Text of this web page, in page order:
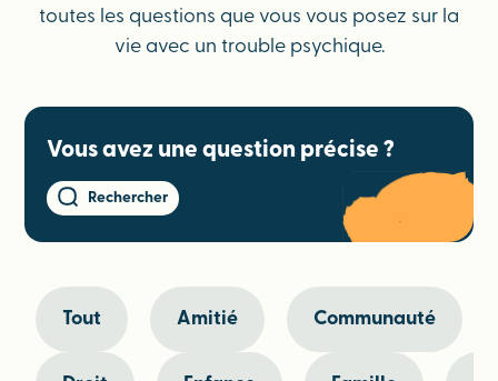
toutes les questions que vous vous posez sur la
vie avec un trouble psychique.
Vous avez une question précise ?
Rechercher
Tout Amitié Communauté